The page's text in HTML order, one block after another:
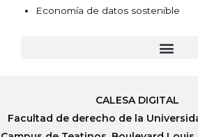
Economía de datos sostenible
CALESA DIGITAL
Facultad de derecho de la